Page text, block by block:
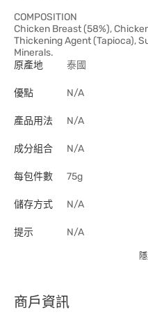
COMPOSITION
Chicken Breast (58%),
Thickening Agent (Tapioca),
Minerals.
原產地
泰國
優點 N/A
產品用法 N/A
成分組合 N/A
每包件數 75g
儲存方式 N/A
提示 N/A
商戶資訊